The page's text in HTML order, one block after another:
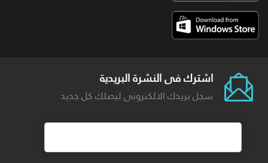
اشترك فى النشرة البريدية
سجل بريدك الالكترونى ليصلك كل جديد